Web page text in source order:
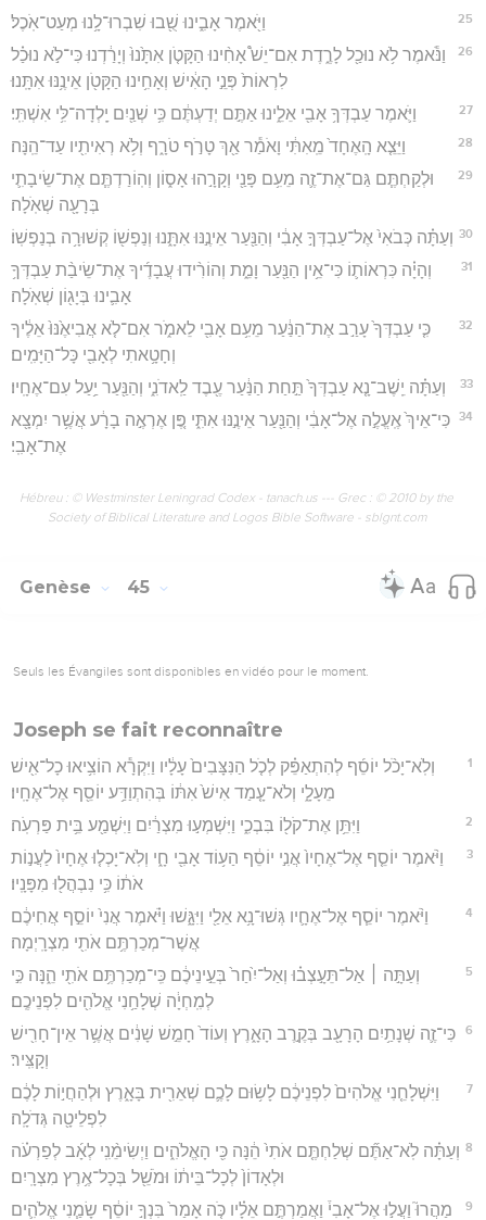
25 וַיֹּ֖אמֶר אָבִ֑ינוּ שֻׁ֖בוּ שִׁבְרוּ־לָ֥נוּ מְעַט־אֹֽכֶל׃
26
וַנֹּ֕אמֶר לֹ֥א נוּכַ֖ל לָרֶ֑דֶת אִם־יֵשׁ֩ אָחִ֨ינוּ הַקָּטֹ֤ן אִתָּ֙נוּ֙ וְיָרַ֔דְנוּ כִּי־לֹ֣א נוּכַ֗ל
לִרְאוֹת֙ פְּנֵ֣י הָאִ֔ישׁ וְאָחִ֥ינוּ הַקָּטֹ֖ן אֵינֶ֥נּוּ אִתָּֽנוּ׃
27 וַיֹּ֛אמֶר עַבְדְּךָ֥ אָבִ֖י אֵלֵ֑ינוּ אַתֶּ֣ם יְדַעְתֶּ֔ם כִּ֥י שְׁנַ֖יִם יָֽלְדָה־לִּ֥י אִשְׁתִּֽי׃
28 וַיֵּצֵ֤א הָֽאֶחָד֙ מֵֽאִתִּ֔י וָאֹמַ֕ר אַ֖ךְ טָרֹ֣ף טֹרָ֑ף וְלֹ֥א רְאִיתִ֖יו עַד־הֵֽנָּה׃
29
וּלְקַחְתֶּ֧ם גַּם־אֶת־זֶ֛ה מֵעִ֥ם פָּנַ֖י וְקָרָ֣הוּ אָס֑וֹן וְהֽוֹרַדְתֶּ֧ם אֶת־שֵׂיבָתִ֛י
בְּרָעָ֖ה שְׁאֹֽלָה׃
30 וְעַתָּ֗ה כְּבֹאִי֙ אֶל־עַבְדְּךָ֣ אָבִ֔י וְהַנַּ֖עַר אֵינֶ֣נּוּ אִתָּ֑נוּ וְנַפְשׁ֖וֹ קְשׁוּרָ֥ה בְנַפְשֽׁוֹ׃
31
וְהָיָ֗ה כִּרְאוֹת֛וֹ כִּי־אֵ֥ין הַנַּ֖עַר וָמֵ֑ת וְהוֹרִ֨ידוּ עֲבָדֶ֜יךָ אֶת־שֵׂיבַ֨ת עַבְדְּךָ֥
אָבִ֛ינוּ בְּיָג֖וֹן שְׁאֹֽלָה׃
32
כִּ֤י עַבְדְּךָ֙ עָרַ֣ב אֶת־הַנַּ֔עַר מֵעִ֥ם אָבִ֖י לֵאמֹ֑ר אִם־לֹ֤א אֲבִיאֶ֙נּוּ֙ אֵלֶ֔יךָ
וְחָטָ֥אתִי לְאָבִ֖י כָּל־הַיָּמִֽים׃
33 וְעַתָּ֗ה יֵֽשֶׁב־נָ֤א עַבְדְּךָ֙ תַּ֣חַת הַנַּ֔עַר עֶ֖בֶד לַֽאדֹנִ֑י וְהַנַּ֖עַר יַ֥עַל עִם־אֶחָֽיו׃
34
כִּי־אֵיךְ֙ אֶֽעֱלֶ֣ה אֶל־אָבִ֔י וְהַנַּ֖עַר אֵינֶ֣נּוּ אִתִּ֑י פֶּ֚ן אֶרְאֶ֣ה בָרָ֔ע אֲשֶׁ֥ר יִמְצָ֖א
אֶת־אָבִֽי׃
Hébreu : © Westminster Leningrad Codex - tanach.us --- Grec : © 2010 by the
Society of Biblical Literature and Logos Bible Software - sblgnt.com
Genèse 45
Seuls les Évangiles sont disponibles en vidéo pour le moment.
Joseph se fait reconnaître
1
וְלֹֽא־יָכֹ֨ל יוֹסֵ֜ף לְהִתְאַפֵּ֗ק לְכֹ֤ל הַנִּצָּבִים֙ עָלָ֔יו וַיִּקְרָ֕א הוֹצִ֥יאוּ כָל־אִ֖ישׁ
מֵעָלָ֑י וְלֹא־עָ֤מַד אִישׁ֙ אִתּ֔וֹ בְּהִתְוַדַּ֥ע יוֹסֵ֖ף אֶל־אֶחָֽיו׃
2 וַיִּתֵּ֥ן אֶת־קֹל֖וֹ בִּבְכִ֑י וַיִּשְׁמְע֣וּ מִצְרַ֔יִם וַיִּשְׁמַ֖ע בֵּ֥ית פַּרְעֹֽה׃
3
וַיֹּ֨אמֶר יוֹסֵ֤ף אֶל־אֶחָיו֙ אֲנִ֣י יוֹסֵ֔ף הַע֥וֹד אָבִ֖י חָ֑י וְלֹֽא־יָכְל֤וּ אֶחָיו֙ לַעֲנ֣וֹת
אֹת֔וֹ כִּ֥י נִבְהֲל֖וּ מִפָּנָֽיו׃
4
וַיֹּ֨אמֶר יוֹסֵ֧ף אֶל־אֶחָ֛יו גְּשׁוּ־נָ֥א אֵלַ֖י וַיִּגָּ֑שׁוּ וַיֹּ֗אמֶר אֲנִי֙ יוֹסֵ֣ף אֲחִיכֶ֔ם
אֲשֶׁר־מְכַרְתֶּ֥ם אֹתִ֖י מִצְרָֽיְמָה׃
5
וְעַתָּ֣ה ׀ אַל־תֵּעָ֣צְב֗וּ וְאַל־יִ֙חַר֙ בְּעֵ֣ינֵיכֶ֔ם כִּֽי־מְכַרְתֶּ֥ם אֹתִ֖י הֵ֑נָּה כִּ֣י
לְמִֽחְיָ֔ה שְׁלָחַ֥נִי אֱלֹהִ֖ים לִפְנֵיכֶֽם׃
6
כִּי־זֶ֛ה שְׁנָתַ֥יִם הָרָעָ֖ב בְּקֶ֣רֶב הָאָ֑רֶץ וְעוֹד֙ חָמֵ֣שׁ שָׁנִ֔ים אֲשֶׁ֥ר אֵין־חָרִ֖ישׁ
וְקָצִּֽיר׃
7
וַיִּשְׁלָחֵ֤נִי אֱלֹהִים֙ לִפְנֵיכֶ֔ם לָשׂ֥וּם לָכֶ֛ם שְׁאֵרִ֖ית בָּאָ֑רֶץ וּלְהַחֲי֣וֹת לָכֶ֔ם
לִפְלֵיטָ֖ה גְּדֹלָֽה׃
8 וְעַתָּ֗ה לֹֽא־אַתֶּ֞ם שְׁלַחְתֶּ֤ם אֹתִי֙ הֵ֔נָּה כִּ֖י הָאֱלֹהִ֑ים וַיְשִׂימֵ֨נִֽי לְאָ֜ב לְפַרְעֹ֗ה
וּלְאָדוֹן֙ לְכָל־בֵּית֔וֹ וּמֹשֵׁ֖ל בְּכָל־אֶ֥רֶץ מִצְרָֽיִם׃
9
מַהֲרוּ֮ וַעֲל֣וּ אֶל־אָבִי֒ וַאֲמַרְתֶּ֣ם אֵלָ֗יו כֹּ֤ה אָמַר֙ בִּנְךָ֣ יוֹסֵ֔ף שָׂמַ֧נִי אֱלֹהִ֛ים